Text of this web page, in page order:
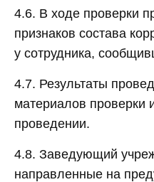
4.6. В ходе проверки
признаков состава
у сотрудника,
4.7. Результаты
материалов
проведении.
4.8. Заведующий
направленные на